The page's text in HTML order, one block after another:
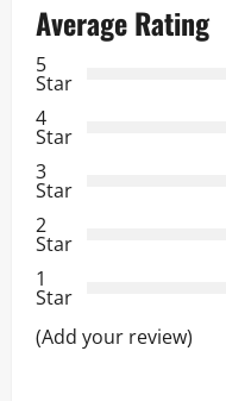
c
i
ó
n
d
e
e
Average Rating
5
Star
4
Star
3
Star
2
Star
1
Star
(Add your review)